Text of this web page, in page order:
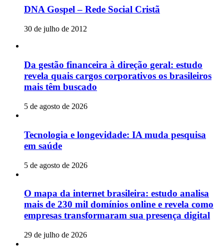
DNA Gospel – Rede Social Cristã
30 de julho de 2012
Da gestão financeira à direção geral: estudo
revela quais cargos corporativos os brasileiros
mais têm buscado
5 de agosto de 2026
Tecnologia e longevidade: IA muda pesquisa
em saúde
5 de agosto de 2026
O mapa da internet brasileira: estudo analisa
mais de 230 mil domínios online e revela como
empresas transformaram sua presença digital
29 de julho de 2026